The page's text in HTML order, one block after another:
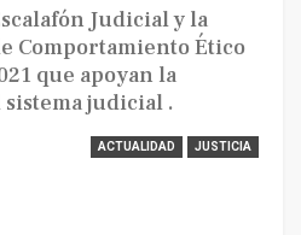
Judicial y la
Comportamiento Ético
que apoyan la
judicial .
ACTUALIDAD JUSTICIA